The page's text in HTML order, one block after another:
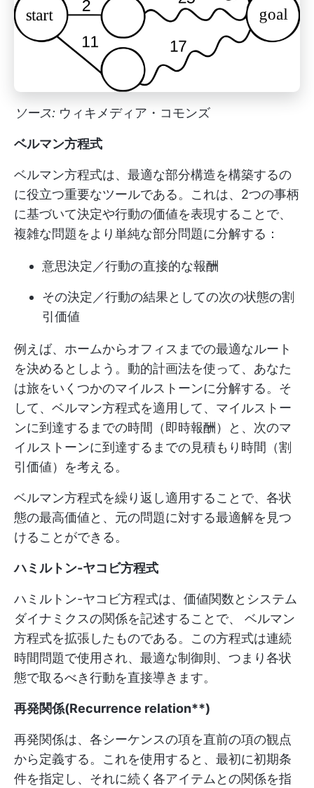
ソース: ウィキメディア・コモンズ
ベルマン方程式
ベルマン方程式は、最適な部分構造を構築するの
に役立つ重要なツールである。これは、2つの事柄
に基づいて決定や行動の価値を表現することで、
複雑な問題をより単純な部分問題に分解する：
意思決定／行動の直接的な報酬
その決定／行動の結果としての次の状態の割
引価値
例えば、ホームからオフィスまでの最適なルート
を決めるとしよう。動的計画法を使って、あなた
は旅をいくつかのマイルストーンに分解する。そ
して、ベルマン方程式を適用して、マイルストー
ンに到達するまでの時間（即時報酬）と、次のマ
イルストーンに到達するまでの見積もり時間（割
引価値）を考える。
ベルマン方程式を繰り返し適用することで、各状
態の最高価値と、元の問題に対する最適解を見つ
けることができる。
ハミルトン-ヤコビ方程式
ハミルトン-ヤコビ方程式は、価値関数とシステム
ダイナミクスの関係を記述することで、 ベルマン
方程式を拡張したものである。この方程式は連続
時間問題で使用され、最適な制御則、つまり各状
態で取るべき行動を直接導きます。
再発関係(Recurrence relation**)
再発関係は、各シーケンスの項を直前の項の観点
から定義する。これを使用すると、最初に初期条
件を指定し、それに続く各アイテムとの関係を指